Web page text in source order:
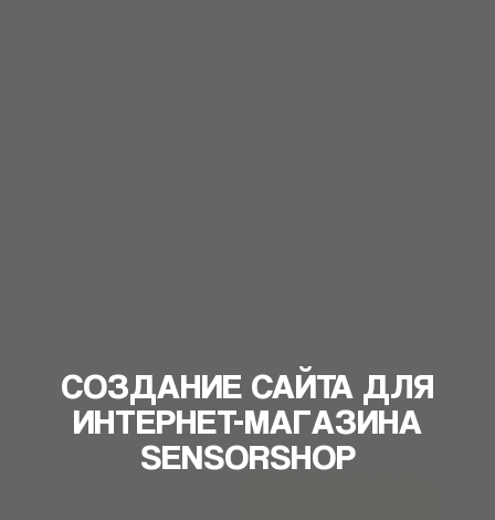
СОЗДАНИЕ САЙТА ДЛЯ
ИНТЕРНЕТ-МАГАЗИНА
SENSORSHOP